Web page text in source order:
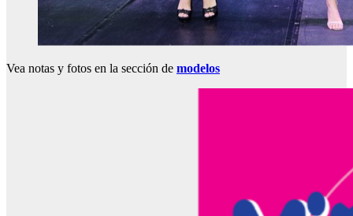
Vea notas y fotos en la sección de modelos